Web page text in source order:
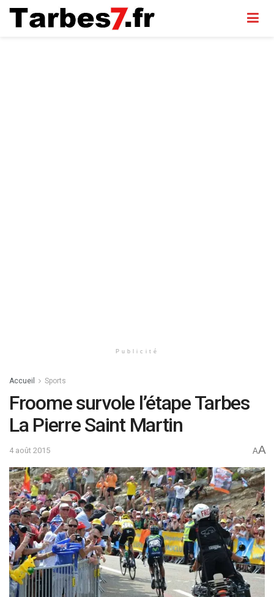
Publicité
Accueil Sports
Froome survole l’étape Tarbes
La Pierre Saint Martin
4 août 2015 AA